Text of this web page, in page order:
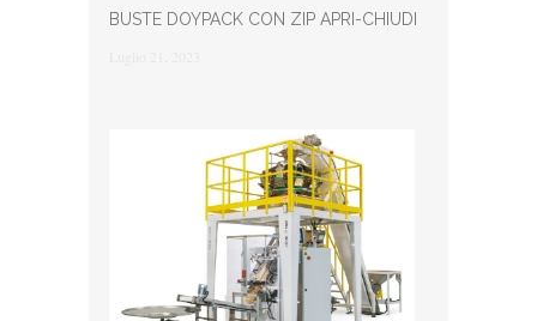
BUSTE DOYPACK CON ZIP APRI-CHIUDI